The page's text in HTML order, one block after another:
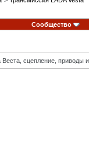
Сообщество
Веста, сцепление, приводы и